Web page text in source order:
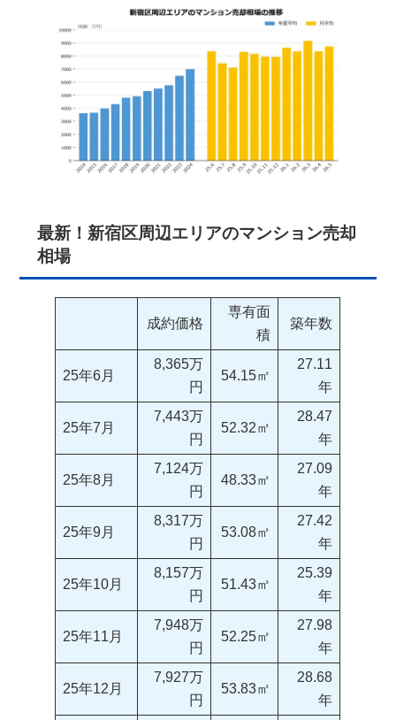
最新！新宿区周辺エリアのマンション売却
相場
成約価格
専有面
積
築年数
25年6月
8,365万
円
54.15㎡
27.11
年
25年7月
7,443万
円
52.32㎡
28.47
年
25年8月
7,124万
円
48.33㎡
27.09
年
25年9月
8,317万
円
53.08㎡
27.42
年
25年10月
8,157万
円
51.43㎡
25.39
年
25年11月
7,948万
円
52.25㎡
27.98
年
25年12月
7,927万
円
53.83㎡
28.68
年